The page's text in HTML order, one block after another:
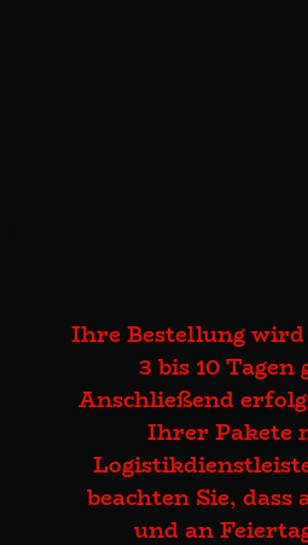
Ihre Bestellung
3 bis 10
Anschließend
Ihrer Pakete
beachten Sie, dass
und an